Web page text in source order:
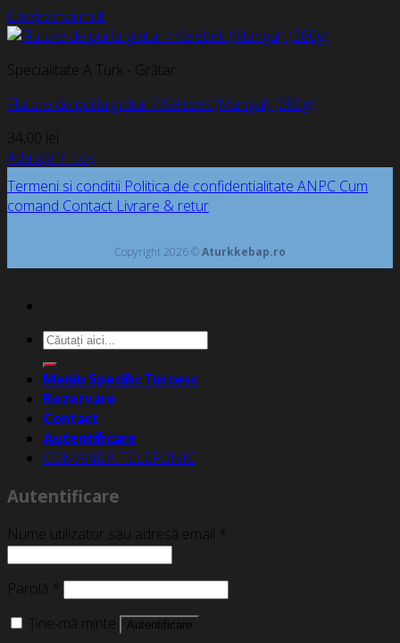
Citește mai mult
Specialitate A Turk - Grătar
Fluture de pui la grătar / Kelebek (Mangal) (380g)
34,00 lei
Adaugă în coș
Termeni si conditii Politica de confidentialitate ANPC Cum
comand Contact Livrare & retur
Copyright 2026 ©Aturkkebap.ro
Caută
după:
Meniu Specific Turcesc
Rezervare
Contact
Autentificare
COMANDĂ TELEFONIC
Autentificare
Nume utilizator sau adresă email *
Parolă *
Ține-mă minte
Autentificare